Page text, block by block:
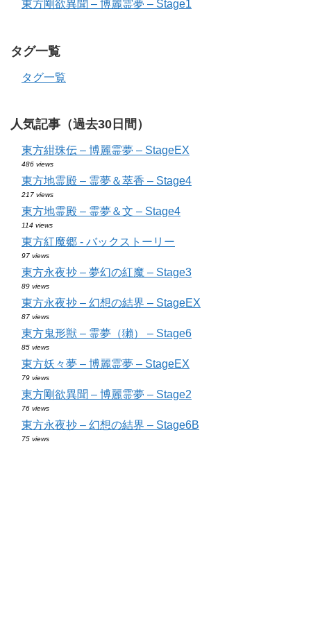
東方剛欲異聞 – 博麗霊夢 – Stage1
タグ一覧
タグ一覧
人気記事（過去30日間）
東方紺珠伝 – 博麗霊夢 – StageEX
486 views
東方地霊殿 – 霊夢＆萃香 – Stage4
217 views
東方地霊殿 – 霊夢＆文 – Stage4
114 views
東方紅魔郷 - バックストーリー
97 views
東方永夜抄 – 夢幻の紅魔 – Stage3
89 views
東方永夜抄 – 幻想の結界 – StageEX
87 views
東方鬼形獣 – 霊夢（獺） – Stage6
85 views
東方妖々夢 – 博麗霊夢 – StageEX
79 views
東方剛欲異聞 – 博麗霊夢 – Stage2
76 views
東方永夜抄 – 幻想の結界 – Stage6B
75 views